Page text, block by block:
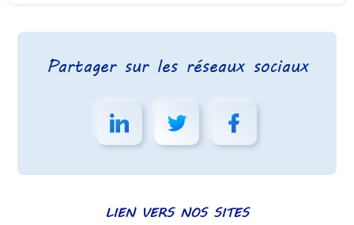
Partager sur les réseaux sociaux
LIEN VERS NOS SITES